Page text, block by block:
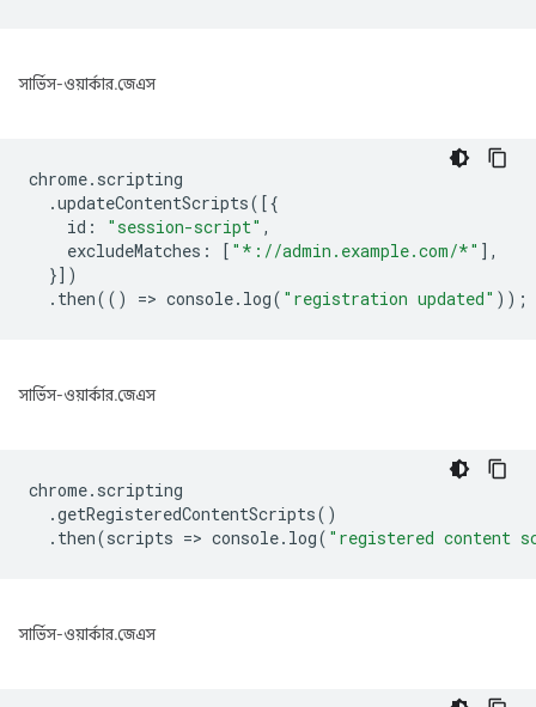
সার্ভিস-ওয়ার্কার.জেএস
chrome. scripting
.updateContentScripts([{
id : "session-script" ,
excludeMatches : [ "*://admin.example.com/*" ],
}])
. then(() => console. log( "registration updated" ));
সার্ভিস-ওয়ার্কার.জেএস
chrome. scripting
.getRegisteredContentScripts()
. then(scripts => console. log( "registered content
সার্ভিস-ওয়ার্কার.জেএস